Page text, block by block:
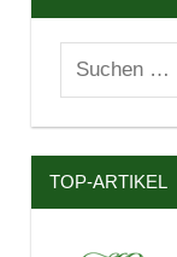
Suchen
TOP-ARTIKEL